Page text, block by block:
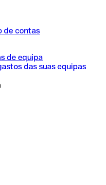
de contas
de equipa
das suas equipas